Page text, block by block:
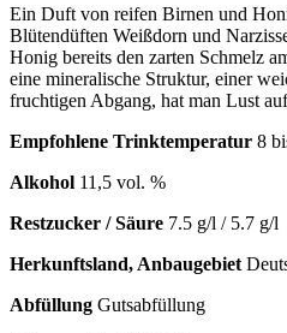
Ein Duft von reifen Birnen und
Blütendüften Weißdorn und
Honig bereits den zarten Schmelz
eine mineralische Struktur, einer
fruchtigen Abgang, hat man Lust
Empfohlene Trinktemperatur 8
Alkohol 11,5 vol. %
Restzucker / Säure 7.5 g/l / 5.7 g/l
Herkunftsland, Anbaugebiet
Abfüllung Gutsabfüllung